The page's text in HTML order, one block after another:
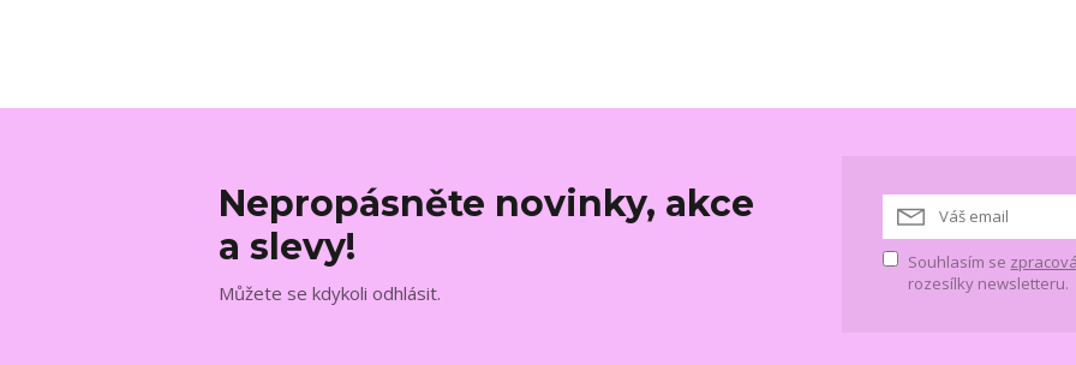
Nepropásněte novinky, akce
a slevy!
Můžete se kdykoli odhlásit.
Souhlasím se
rozesílky newsletteru.